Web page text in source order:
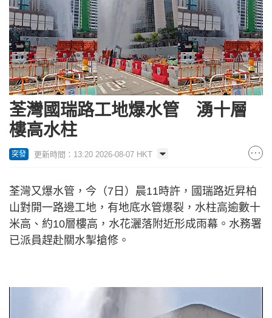
荃灣國瑞路工地爆水管 湧十層
樓高水柱
突發 更新時間：13:20 2026-08-07 HKT
荃灣又爆水管，今（7日）晨11時許，國瑞路近昇柏
山對開一路邊工地，有地底水管爆裂，水柱高逾數十
米高、約10層樓高，水花灑落附近形成雨幕。水務署
已派員趕赴關水掣搶修。